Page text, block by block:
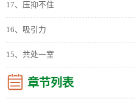
17、压抑不住
16、吸引力
15、共处一室
章节列表